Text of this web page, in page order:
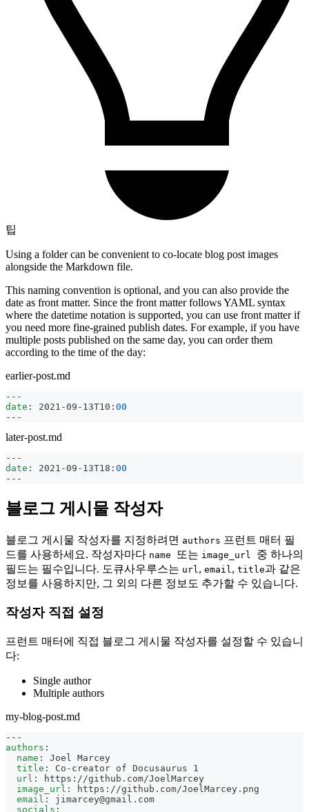
팁
Using a folder can be convenient to co-locate blog post images
alongside the Markdown file.
This naming convention is optional, and you can also provide the
date as front matter. Since the front matter follows YAML syntax
where the datetime notation is supported, you can use front matter if
you need more fine-grained publish dates. For example, if you have
multiple posts published on the same day, you can order them
according to the time of the day:
earlier-post.md
---
date : 2021 -09 - 13T10 : 00
---
later-post.md
---
date : 2021 -09 - 13T18 : 00
---
블로그 게시물 작성자
블로그 게시물 작성자를 지정하려면 authors 프런트 매터 필
드를 사용하세요. 작성자마다 name 또는 image_url 중 하나의
필드는 필수입니다. 도큐사우루스는 url , email , title과 같은
정보를 사용하지만, 그 외의 다른 정보도 추가할 수 있습니다.
작성자 직접 설정
프런트 매터에 직접 블로그 게시물 작성자를 설정할 수 있습니
다:
Single author
Multiple authors
my-blog-post.md
---
authors :
name :
Joel Marcey
title : Co - creator of Docusaurus 1
url : https : //github.com/JoelMarcey
image_url : https : //github.com/JoelMarcey.png
email :
jimarcey@gmail.com
socials :